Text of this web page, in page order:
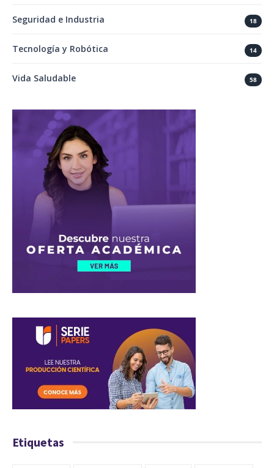
Seguridad e Industria 18
Tecnología y Robótica 14
Vida Saludable 58
Etiquetas